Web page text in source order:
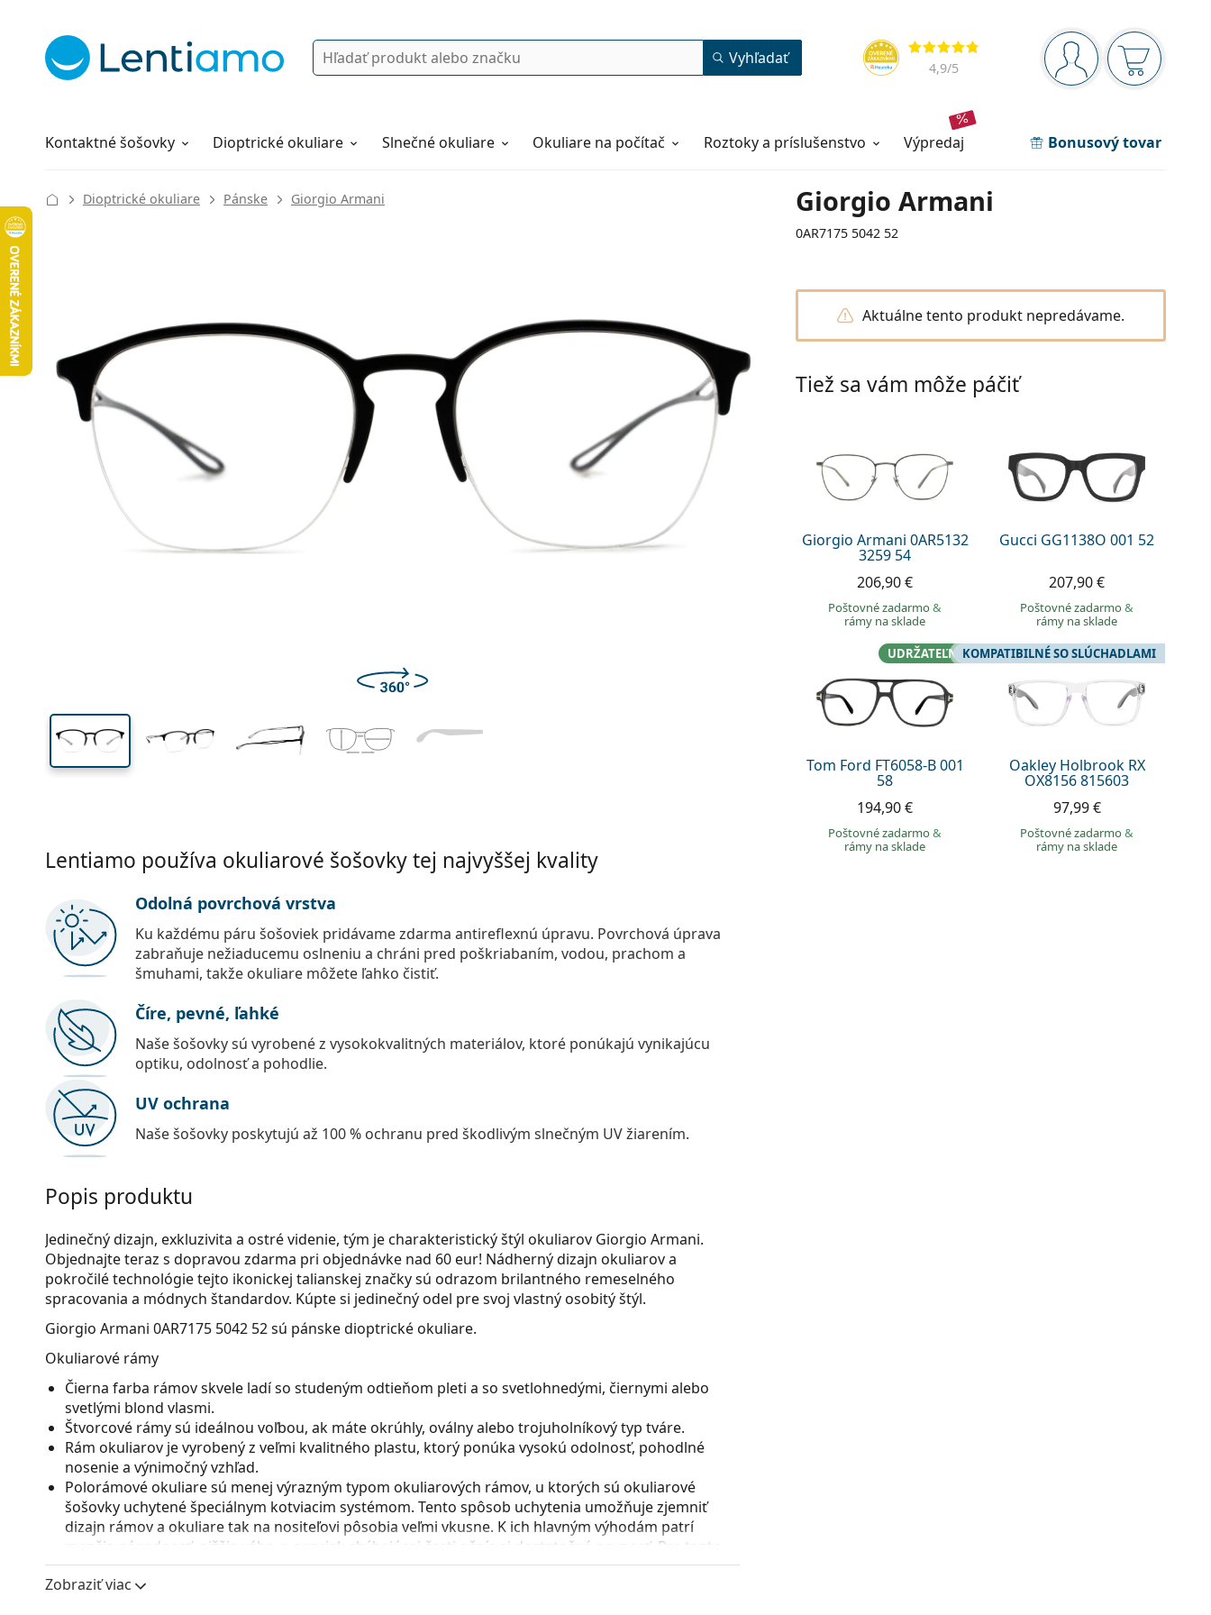
Navigačný panel
ste prihláseníNákupný
Hodnotenia
4,9/5
Vyhľadávanie Vyhľadať
Kontaktné šošovky
Roztoky Dioptrické okuliare Slnečné okuliare Okuliare na počítač Roztoky a príslušenstvo výpredaj Bonusový tovar
Všetko o nákupe
Giorgio Armani
0AR7175 5042 52
Dioptrické okuliare Pánske Giorgio Armani
42 mm
Výška očnice Šírka očnice
52
mostíka
Dĺžka
stranice
Aktuálne tento produkt nepredávame.
Tiež sa vám môže páčiť
Giorgio Armani 0AR5132
3259 54
206,90 €
Poštovné zadarmo&
rámy na sklade
Gucci GG1138O 001 52
207,90 €
Poštovné zadarmo&
rámy na sklade
Tom Ford FT6058-B 001
58
UDRŽATEĽNÉ
194,90 €
Poštovné zadarmo&
rámy na sklade
Oakley Holbrook RX
OX8156 815603
KOMPATIBILNÉ SO SLÚCHADLAMI
97,99 €
Poštovné zadarmo&
rámy na sklade
Lentiamo používa okuliarové šošovky tej najvyššej kvality
Odolná povrchová vrstva
Ku každému páru šošoviek pridávame zdarma antireflexnú úpravu. Povrchová úprava
zabraňuje nežiaducemu oslneniu a chráni pred poškriabaním, vodou, prachom a
šmuhami, takže okuliare môžete ľahko čistiť.
Číre, pevné, ľahké
Naše šošovky sú vyrobené z vysokokvalitných materiálov, ktoré ponúkajú vynikajúcu
optiku, odolnosť a pohodlie.
UV ochrana
Naše šošovky poskytujú až 100 % ochranu pred škodlivým slnečným UV žiarením.
Popis produktu
Jedinečný dizajn, exkluzivita a ostré videnie, tým je charakteristický štýl okuliarov Giorgio Armani.
Objednajte teraz s dopravou zdarma pri objednávke nad 60 eur! Nádherný dizajn okuliarov a
pokročilé technológie tejto ikonickej talianskej značky sú odrazom brilantného remeselného
spracovania a módnych štandardov. Kúpte si jedinečný odel pre svoj vlastný osobitý štýl.
Giorgio Armani 0AR7175 5042 52sú pánske dioptrické okuliare.
Okuliarové rámy
Čierna farba rámov skvele ladí so studeným odtieňom pleti a so svetlohnedými, čiernymi alebo
svetlými blond vlasmi.
Štvorcové rámy sú ideálnou voľbou, ak máte okrúhly, oválny alebo trojuholníkový typ tváre.
Rám okuliarov je vyrobený z veľmi kvalitného plastu, ktorý ponúka vysokú odolnosť, pohodlné
nosenie a výnimočný vzhľad.
Polorámové okuliare sú menej výrazným typom okuliarových rámov, u ktorých sú okuliarové
šošovky uchytené špeciálnym kotviacim systémom. Tento spôsob uchytenia umožňuje zjemniť
dizajn rámov a okuliare tak na nositeľovi pôsobia veľmi vkusne. K ich hlavným výhodám patrí
menšia nápadnosť, nižšia váha, a napriek chýbajúcej časti očníc aj dostatočná pevnosť. Pre tento
druh rámu sú vhodné predovšetkým vysokoindexové plastové okuliarové šošovky, teda stenčené
varianty s indexom nad 1.5 zo alebo špeciálneho materiálu Trivex.
Zobraziť viac